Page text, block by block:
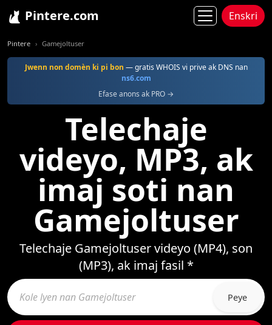
Pintere.com Enskri
Pintere Gamejoltuser
Jwenn non domèn ki pi bon — gratis WHOIS vi prive ak DNS nan
ns6.com
Efase anons ak PRO →
Telechaje
videyo, MP3, ak
imaj soti nan
Gamejoltuser
Telechaje Gamejoltuser videyo (MP4), son
(MP3), ak imaj fasil *
Peye